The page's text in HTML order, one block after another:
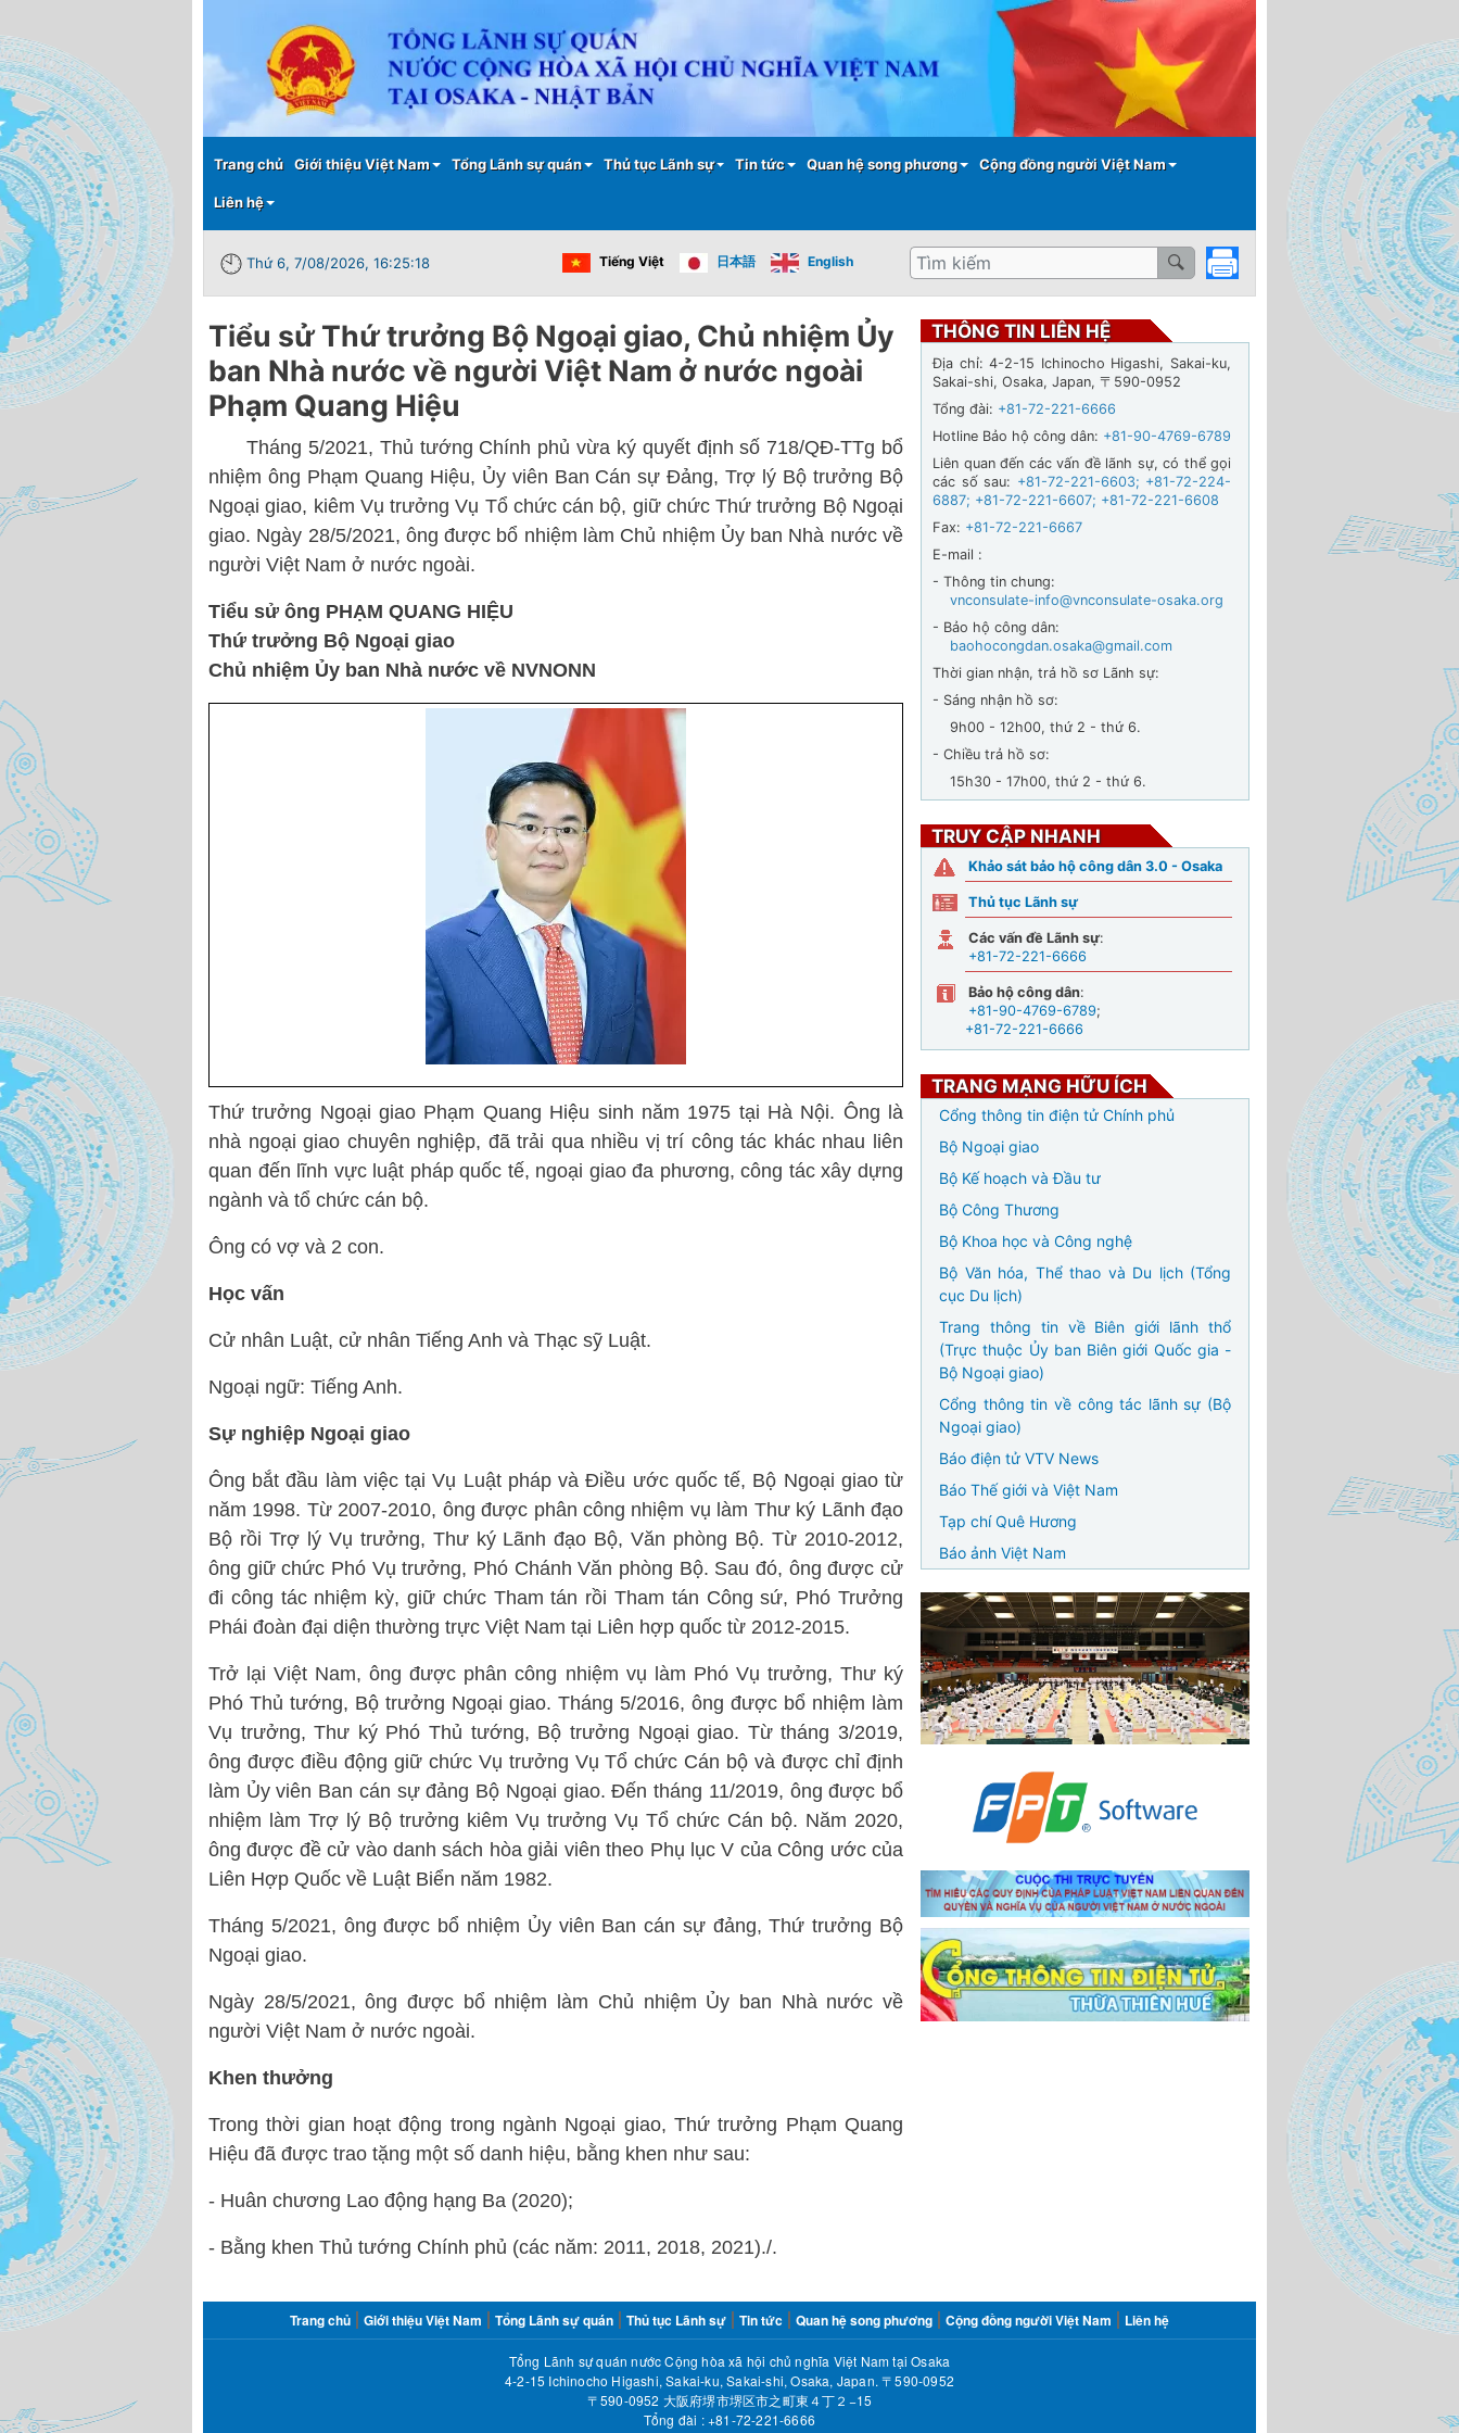
nội
Main menu
Trang chủ Giới thiệu Việt Nam Tổng Lãnh sự quán Thủ tục Lãnh sự Tin tức Quan hệ song phương Cộng đồng người Việt Nam
Liên hệ
Thứ 6, 7/08/2026, 16:25:19 Tiếng Việt 日本語 English
Tìm
kiếm
Tiểu sử Thứ trưởng Bộ Ngoại giao, Chủ nhiệm Ủy
ban Nhà nước về người Việt Nam ở nước ngoài
Phạm Quang Hiệu
Tháng 5/2021, Thủ tướng Chính phủ vừa ký quyết định số 718/QĐ-TTg bổ
nhiệm ông Phạm Quang Hiệu, Ủy viên Ban Cán sự Đảng, Trợ lý Bộ trưởng Bộ
Ngoại giao, kiêm Vụ trưởng Vụ Tổ chức cán bộ, giữ chức Thứ trưởng Bộ Ngoại
giao. Ngày 28/5/2021, ông được bổ nhiệm làm Chủ nhiệm Ủy ban Nhà nước về
người Việt Nam ở nước ngoài.
Tiểu sử ông PHẠM QUANG HIỆU
Thứ trưởng Bộ Ngoại giao
Chủ nhiệm Ủy ban Nhà nước về NVNONN
Thứ trưởng Ngoại giao Phạm Quang Hiệu sinh năm 1975 tại Hà Nội. Ông là
nhà ngoại giao chuyên nghiệp, đã trải qua nhiều vị trí công tác khác nhau liên
quan đến lĩnh vực luật pháp quốc tế, ngoại giao đa phương, công tác xây dựng
ngành và tổ chức cán bộ.
Ông có vợ và 2 con.
Học vấn
Cử nhân Luật, cử nhân Tiếng Anh và Thạc sỹ Luật.
Ngoại ngữ: Tiếng Anh.
Sự nghiệp Ngoại giao
Ông bắt đầu làm việc tại Vụ Luật pháp và Điều ước quốc tế, Bộ Ngoại giao từ
năm 1998. Từ 2007-2010, ông được phân công nhiệm vụ làm Thư ký Lãnh đạo
Bộ rồi Trợ lý Vụ trưởng, Thư ký Lãnh đạo Bộ, Văn phòng Bộ. Từ 2010-2012,
ông giữ chức Phó Vụ trưởng, Phó Chánh Văn phòng Bộ. Sau đó, ông được cử
đi công tác nhiệm kỳ, giữ chức Tham tán rồi Tham tán Công sứ, Phó Trưởng
Phái đoàn đại diện thường trực Việt Nam tại Liên hợp quốc từ 2012-2015.
Trở lại Việt Nam, ông được phân công nhiệm vụ làm Phó Vụ trưởng, Thư ký
Phó Thủ tướng, Bộ trưởng Ngoại giao. Tháng 5/2016, ông được bổ nhiệm làm
Vụ trưởng, Thư ký Phó Thủ tướng, Bộ trưởng Ngoại giao. Từ tháng 3/2019,
ông được điều động giữ chức Vụ trưởng Vụ Tổ chức Cán bộ và được chỉ định
làm Ủy viên Ban cán sự đảng Bộ Ngoại giao. Đến tháng 11/2019, ông được bổ
nhiệm làm Trợ lý Bộ trưởng kiêm Vụ trưởng Vụ Tổ chức Cán bộ. Năm 2020,
ông được đề cử vào danh sách hòa giải viên theo Phụ lục V của Công ước của
Liên Hợp Quốc về Luật Biển năm 1982.
Tháng 5/2021, ông được bổ nhiệm Ủy viên Ban cán sự đảng, Thứ trưởng Bộ
Ngoại giao.
Ngày 28/5/2021, ông được bổ nhiệm làm Chủ nhiệm Ủy ban Nhà nước về
người Việt Nam ở nước ngoài.
Khen thưởng
Trong thời gian hoạt động trong ngành Ngoại giao, Thứ trưởng Phạm Quang
Hiệu đã được trao tặng một số danh hiệu, bằng khen như sau:
- Huân chương Lao động hạng Ba (2020);
- Bằng khen Thủ tướng Chính phủ (các năm: 2011, 2018, 2021)./.
THÔNG TIN LIÊN HỆ
Địa chỉ: 4-2-15 Ichinocho Higashi, Sakai-ku,
Sakai-shi, Osaka, Japan, 〒590-0952
Tổng đài: +81-72-221-6666
Hotline Bảo hộ công dân: +81-90-4769-6789
Liên quan đến các vấn đề lãnh sự, có thể gọi
các số sau: +81-72-221-6603; +81-72-224-
6887; +81-72-221-6607; +81-72-221-6608
Fax: +81-72-221-6667
E-mail :
- Thông tin chung:
vnconsulate-info@vnconsulate-osaka.org
- Bảo hộ công dân:
baohocongdan.osaka@gmail.com
Thời gian nhận, trả hồ sơ Lãnh sự:
- Sáng nhận hồ sơ:
9h00 - 12h00, thứ 2 - thứ 6.
- Chiều trả hồ sơ:
15h30 - 17h00, thứ 2 - thứ 6.
TRUY CẬP NHANH
Khảo sát bảo hộ công dân 3.0 - Osaka
Thủ tục Lãnh sự
Các vấn đề Lãnh sự:
+81-72-221-6666
Bảo hộ công dân:
+81-90-4769-6789;
+81-72-221-6666
TRANG MẠNG HỮU ÍCH
Cổng thông tin điện tử Chính phủ
Bộ Ngoại giao
Bộ Kế hoạch và Đầu tư
Bộ Công Thương
Bộ Khoa học và Công nghệ
Bộ Văn hóa, Thể thao và Du lịch (Tổng
cục Du lịch)
Trang thông tin về Biên giới lãnh thổ
(Trực thuộc Ủy ban Biên giới Quốc gia -
Bộ Ngoại giao)
Cổng thông tin về công tác lãnh sự (Bộ
Ngoại giao)
Báo điện tử VTV News
Báo Thế giới và Việt Nam
Tạp chí Quê Hương
Báo ảnh Việt Nam
MENU
Trang chủ Giới thiệu Việt Nam Tổng Lãnh sự quán Thủ tục Lãnh sự Tin tức Quan hệ song phương Cộng đồng người Việt Nam Liên hệ
Tổng Lãnh sự quán nước Cộng hòa xã hội chủ nghĩa Việt Nam tại Osaka
4-2-15 Ichinocho Higashi, Sakai-ku, Sakai-shi, Osaka, Japan. 〒590-0952
〒590-0952 大阪府堺市堺区市之町東４丁２−15
Tổng đài :​+81-72-221-6666